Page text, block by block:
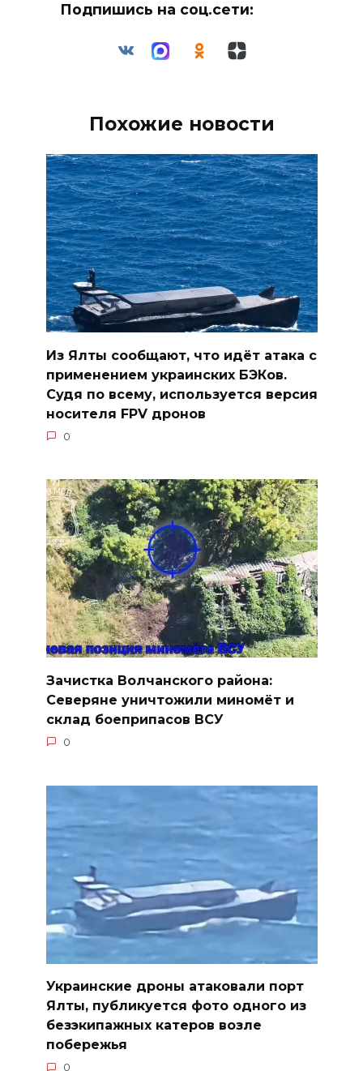
Подпишись на соц.сети:
Похожие новости
Из Ялты сообщают, что идёт атака с
применением украинских БЭКов.
Судя по всему, используется версия
носителя FPV дронов
0
Зачистка Волчанского района:
Северяне уничтожили миномёт и
склад боеприпасов ВСУ
0
Украинские дроны атаковали порт
Ялты, публикуется фото одного из
безэкипажных катеров возле
побережья
0